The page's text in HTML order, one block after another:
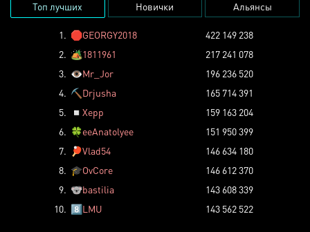
Топ лучших Новички Альянсы
1. 🛑GEORGY2018
422 149 238
2. 🏕️1811961
217 241 078
3. 👁️Mr_Jor
196 236 520
4. ⛏️ Drjusha
165 714 391
5.
◽ Xepp
159 163 204
6. 🍀eeAnatolyee
151 950 399
7.
🏓Vlad54
146 634 180
8. 🎓OvCore
146 612 370
9. 🐨bastilia
143 608 339
10. 8️⃣LMU 143 562 522